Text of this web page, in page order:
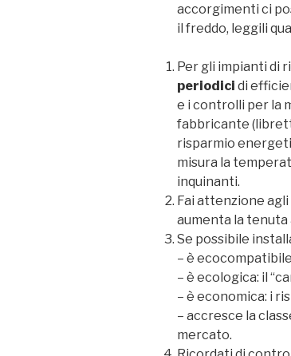
accorgimenti ci
il freddo, leggili
Per gli impianti di
periodici di
e i controlli per la
fabbricante
risparmio
misura la
inquinanti.
Fai attenzione
aumenta la tenuta
Se possibile
– è
– è ecologica: il
– è economica: i
– accresce la
mercato.